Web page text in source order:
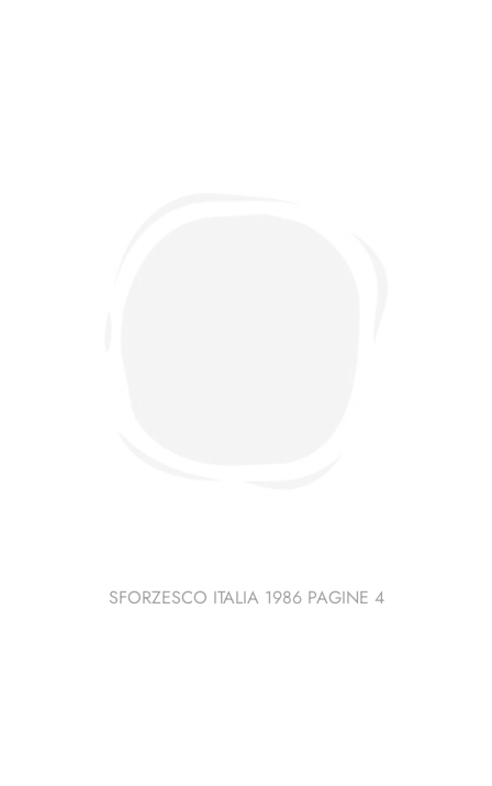
SFORZESCO ITALIA 1986 PAGINE 4